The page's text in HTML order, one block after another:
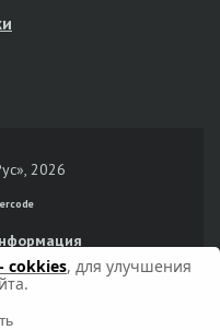
2026
cokkies, для улучшения